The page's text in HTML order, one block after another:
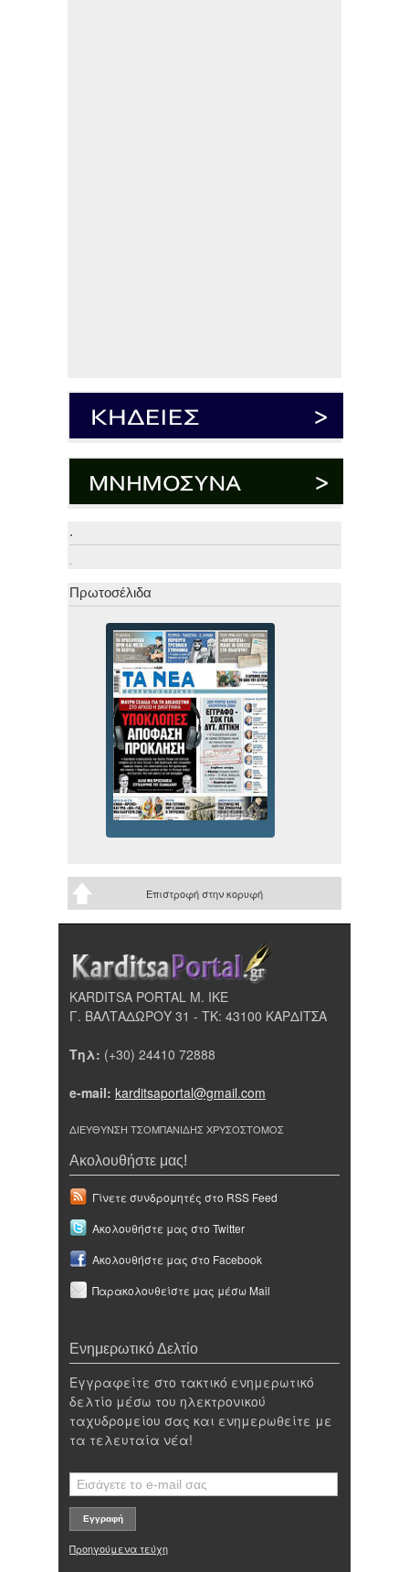
.
.
Πρωτοσέλιδα
Επιστροφή στην κορυφή
KARDITSA PORTAL Μ. ΙΚΕ
Γ. ΒΑΛΤΑΔΩΡΟΥ 31 - ΤΚ: 43100 ΚΑΡΔΙΤΣΑ
Τηλ: (+30) 24410 72888
e-mail: karditsaportal@gmail.com
ΔΙΕΥΘΥΝΣΗ ΤΣΟΜΠΑΝΙΔΗΣ ΧΡΥΣΟΣΤΟΜΟΣ
Ακολουθήστε μας!
Γίνετε συνδρομητές στο RSS Feed
Ακολουθήστε μας στο Twitter
Ακολουθήστε μας στο Facebook
Παρακολουθείστε μας μέσω Mail
Ενημερωτικό Δελτίο
Εγγραφείτε στο τακτικό ενημερωτικό
δελτίο μέσω του ηλεκτρονικού
ταχυδρομείου σας και ενημερωθείτε με
τα τελευταία νέα!
Προηγούμενα τεύχη